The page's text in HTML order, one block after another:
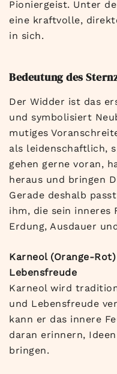
Pioniergeist. Unter
eine kraftvolle,
in sich.
Bedeutung des
Der Widder ist das
und symbolisiert
mutiges
als leidenschaftlich,
gehen gerne voran,
heraus und bringen
Gerade deshalb
ihm, die sein
Erdung, Ausdauer
Karneol (Orange-
Lebensfreude
Karneol wird
und Lebensfreude
kann er das innere
daran erinnern,
bringen.